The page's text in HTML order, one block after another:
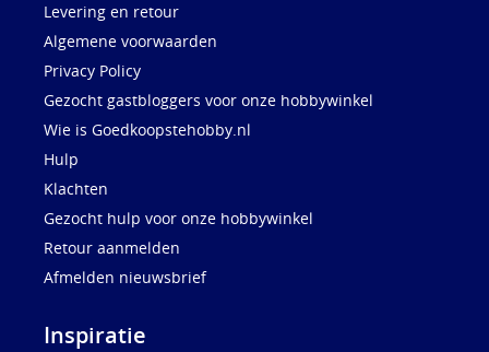
Levering en retour
Algemene voorwaarden
Privacy Policy
Gezocht gastbloggers voor onze hobbywinkel
Wie is Goedkoopstehobby.nl
Hulp
Klachten
Gezocht hulp voor onze hobbywinkel
Retour aanmelden
Afmelden nieuwsbrief
Inspiratie